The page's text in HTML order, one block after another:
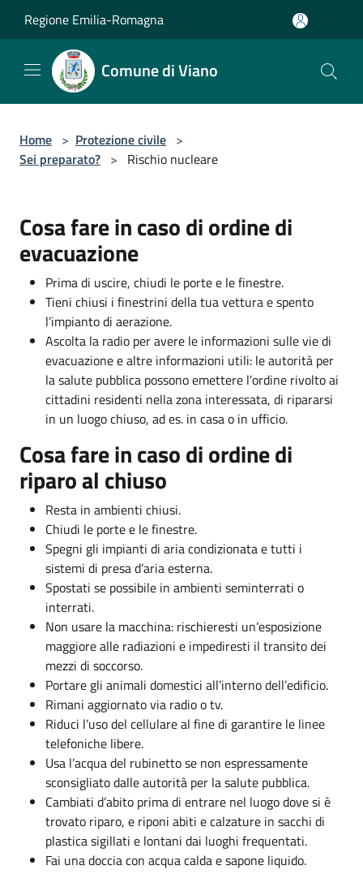
Regione Emilia-Romagna
Comune di Viano
Home > Protezione civile >
Sei preparato? > Rischio nucleare
Cosa fare in caso di ordine di
evacuazione
Prima di uscire, chiudi le porte e le finestre.
Tieni chiusi i finestrini della tua vettura e spento
l’impianto di aerazione.
Ascolta la radio per avere le informazioni sulle vie di
evacuazione e altre informazioni utili: le autorità per
la salute pubblica possono emettere l’ordine rivolto ai
cittadini residenti nella zona interessata, di ripararsi
in un luogo chiuso, ad es. in casa o in ufficio.
Cosa fare in caso di ordine di
riparo al chiuso
Resta in ambienti chiusi.
Chiudi le porte e le finestre.
Spegni gli impianti di aria condizionata e tutti i
sistemi di presa d’aria esterna.
Spostati se possibile in ambienti seminterrati o
interrati.
Non usare la macchina: rischieresti un’esposizione
maggiore alle radiazioni e impediresti il transito dei
mezzi di soccorso.
Portare gli animali domestici all’interno dell’edificio.
Rimani aggiornato via radio o tv.
Riduci l’uso del cellulare al fine di garantire le linee
telefoniche libere.
Usa l’acqua del rubinetto se non espressamente
sconsigliato dalle autorità per la salute pubblica.
Cambiati d’abito prima di entrare nel luogo dove si è
trovato riparo, e riponi abiti e calzature in sacchi di
plastica sigillati e lontani dai luoghi frequentati.
Fai una doccia con acqua calda e sapone liquido.